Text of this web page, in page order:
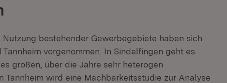
bestehender Gewerbegebiete haben sich
vorgenommen. In Sindelfingen geht es
großen, über die Jahre sehr heterogen
Tannheim wird eine Machbarkeitsstudie zur Analyse